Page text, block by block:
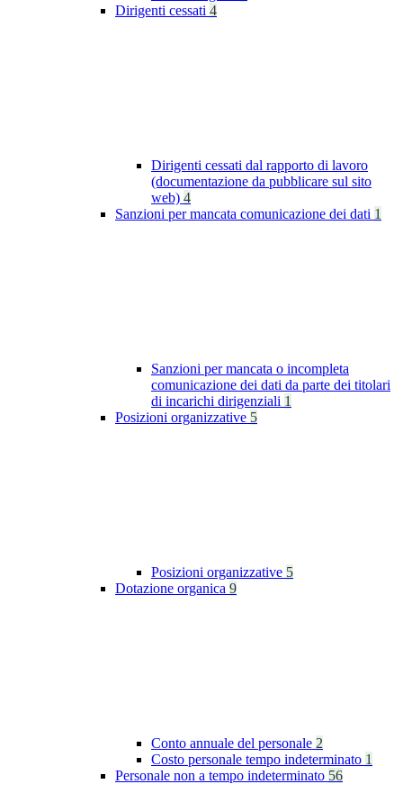
Dirigenti cessati 4
Dirigenti cessati dal rapporto di lavoro
(documentazione da pubblicare sul sito
web) 4
Sanzioni per mancata comunicazione dei dati 1
Sanzioni per mancata o incompleta
comunicazione dei dati da parte dei titolari
di incarichi dirigenziali 1
Posizioni organizzative 5
Posizioni organizzative 5
Dotazione organica 9
Conto annuale del personale 2
Costo personale tempo indeterminato 1
Personale non a tempo indeterminato 56